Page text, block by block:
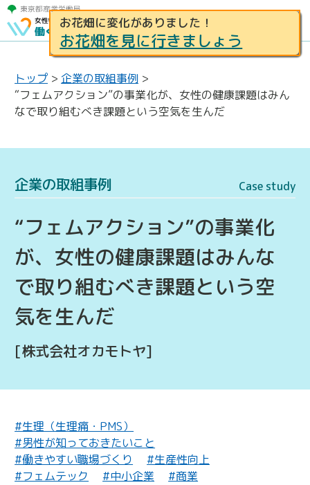
お花畑に変化がありました！
お花畑を見に行きましょう
トップ > 企業の取組事例 >
“フェムアクション”の事業化が、女性の健康課題はみん
なで取り組むべき課題という空気を生んだ
企業の取組事例 Case study
“フェムアクション”の事業化
が、女性の健康課題はみんな
で取り組むべき課題という空
気を生んだ
[株式会社オカモトヤ]
#生理（生理痛・PMS）
#男性が知っておきたいこと
#働きやすい職場づくり
#生産性向上
#フェムテック
#中小企業 #商業